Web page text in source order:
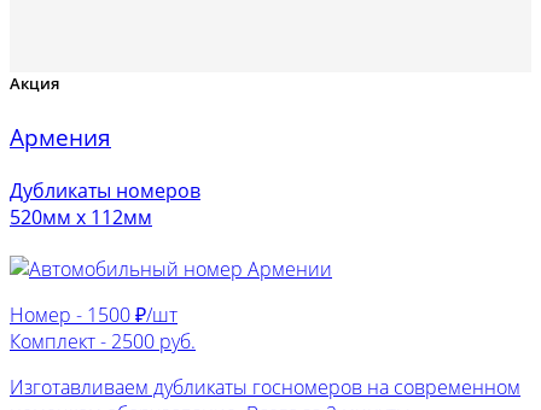
Акция
Армения
Дубликаты номеров
520мм х 112мм
Номер - 1500 ₽/шт
Комплект - 2500 руб.
Изготавливаем дубликаты госномеров на современном